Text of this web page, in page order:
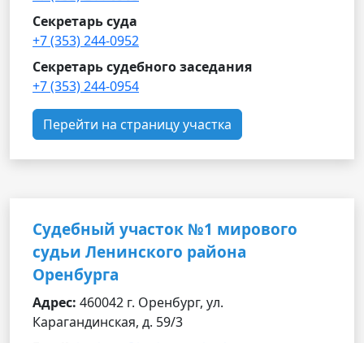
Секретарь суда
+7 (353) 244-0952
Секретарь судебного заседания
+7 (353) 244-0954
Перейти на страницу участка
Судебный участок №1 мирового
судьи Ленинского района
Оренбурга
Адрес: 460042 г. Оренбург, ул.
Карагандинская, д. 59/3